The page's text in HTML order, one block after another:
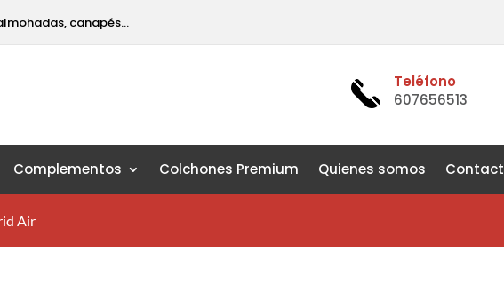
canapés…
Teléfono
607656513
Complementos Colchones Premium Quienes somos
Air